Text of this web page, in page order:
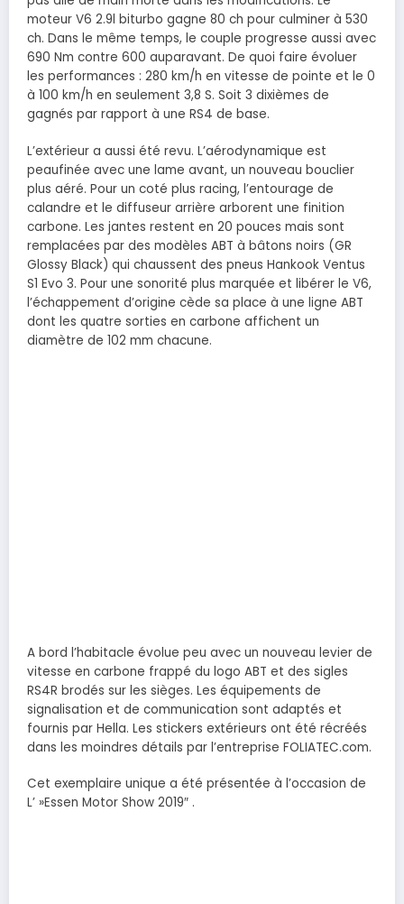
moteur V6 2.9l biturbo gagne 80 ch pour culminer à 530
ch. Dans le même temps, le couple progresse aussi avec
690 Nm contre 600 auparavant. De quoi faire évoluer
les performances : 280 km/h en vitesse de pointe et le 0
à 100 km/h en seulement 3,8 S. Soit 3 dixièmes de
gagnés par rapport à une RS4 de base.
L’extérieur a aussi été revu. L’aérodynamique est
peaufinée avec une lame avant, un nouveau bouclier
plus aéré. Pour un coté plus racing, l’entourage de
calandre et le diffuseur arrière arborent une finition
carbone. Les jantes restent en 20 pouces mais sont
remplacées par des modèles ABT à bâtons noirs (GR
Glossy Black) qui chaussent des pneus Hankook Ventus
S1 Evo 3. Pour une sonorité plus marquée et libérer le V6,
l’échappement d’origine cède sa place à une ligne ABT
dont les quatre sorties en carbone affichent un
diamètre de 102 mm chacune.
A bord l’habitacle évolue peu avec un nouveau levier de
vitesse en carbone frappé du logo ABT et des sigles
RS4R brodés sur les sièges. Les équipements de
signalisation et de communication sont adaptés et
fournis par Hella. Les stickers extérieurs ont été récréés
dans les moindres détails par l’entreprise FOLIATEC.com.
Cet exemplaire unique a été présentée à l’occasion de
L’ »Essen Motor Show 2019″ .